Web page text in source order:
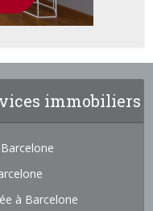
immobiliers
à Barcelone